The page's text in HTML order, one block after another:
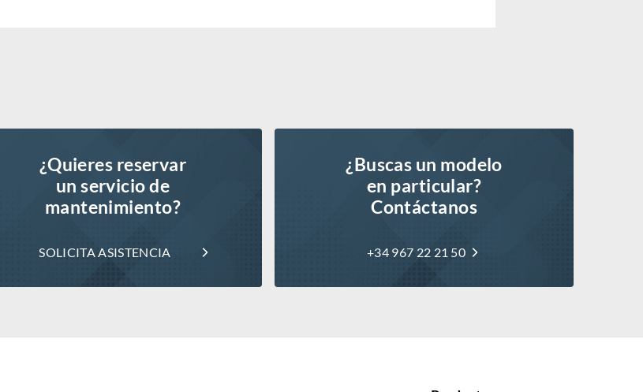
¿Quieres reservar
un servicio de
mantenimiento?
SOLICITA ASISTENCIA
¿Buscas un modelo
en particular?
Contáctanos
+34 967 22 21 50